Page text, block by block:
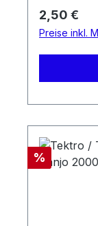
Regulärer
2,50 €
Preise inkl.
Rabatt
%